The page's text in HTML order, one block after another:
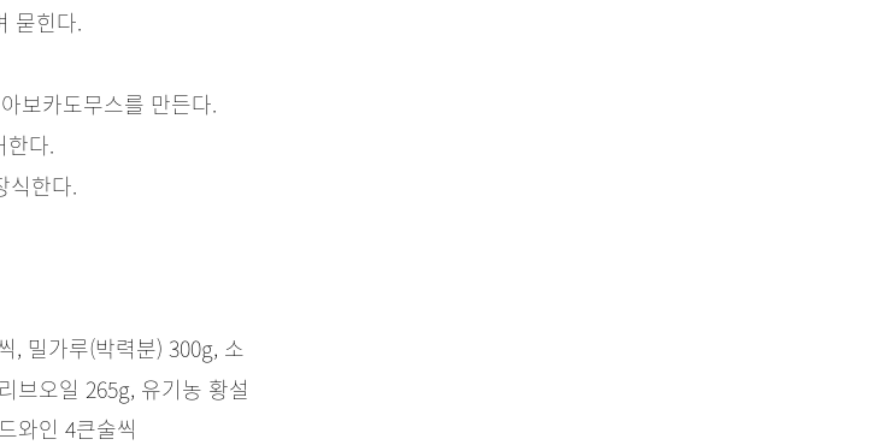
묻힌다.
보카도무스를 만든다.
한다.
식한다.
, 밀가루(박력분) 300g, 소
브오일 265g, 유기농 황설
와인 4큰술씩